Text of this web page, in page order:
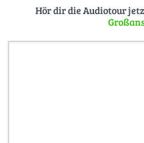
Hör dir die Audiotour